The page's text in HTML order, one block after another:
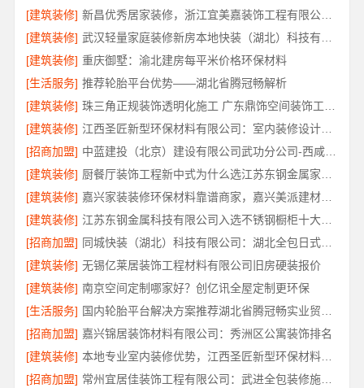
[建筑装修]
新昌优秀居家装修，浙江宜美嘉装饰工程有限公司匠心品质
[建筑装修]
[建筑装修] 重庆御墅：渝北建房每平米价格环保材料
[生活服务] 推荐轮胎平台优势——湖北省腾冠畅解析
[建筑装修]
[建筑装修]
江西圣匠新型环保材料有限公司：室内装修设计与施工专家
[招商加盟]
中蓝建投（北京）建设有限公司武功分公司-西咸新区全包报价
[建筑装修]
[建筑装修]
嘉兴家装装修环保材料靠谱商家，嘉兴美派建材品质保障
[建筑装修]
江苏东钢金属科技有限公司入选不锈钢橱柜十大品牌
[招商加盟]
同城快装（湖北）科技有限公司：湖北全包日式原木风快速装修
[建筑装修] 无锡亿莱居装饰工程材料有限公司旧房硬装报价
[建筑装修] 南京空间定制哪家好？创亿讯全屋定制更环保
[生活服务]
[招商加盟] 嘉兴锦居装饰材料有限公司：秀洲区公寓装饰排名
[建筑装修]
本地专业室内装修优势，江西圣匠新型环保材料有限公司详解
[招商加盟]
常州宜居佳装饰工程有限公司：武进全包装修施工专业可靠